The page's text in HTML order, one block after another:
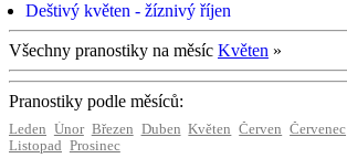
Deštivý květen - žíznivý říjen
Všechny pranostiky na měsíc Květen »
Pranostiky podle měsíců:
Leden Únor Březen Duben Květen Červen Červenec
Listopad Prosinec